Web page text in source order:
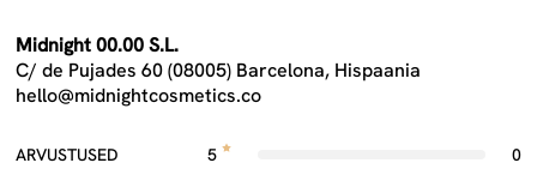
Midnight 00.00 S.L.
C/ de Pujades 60 (08005) Barcelona, Hispaania
hello@midnightcosmetics.co
ARVUSTUSED 5
0